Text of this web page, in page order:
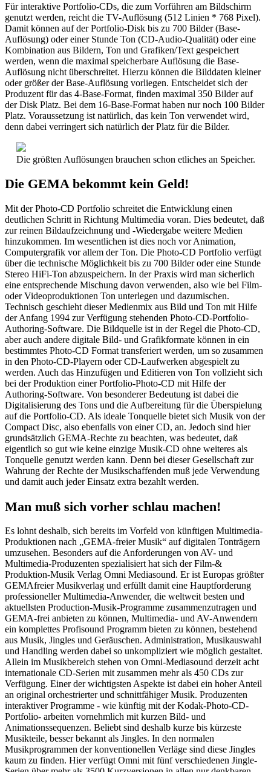
Für interaktive Portfolio-CDs, die zum Vorführen am Bildschirm
genutzt werden, reicht die TV-Auflösung (512 Linien * 768 Pixel).
Damit können auf der Portfolio-Disk bis zu 700 Bilder (Base-
Auflösung) oder einer Stunde Ton (CD-Audio-Qualität) oder eine
Kombination aus Bildern, Ton und Grafiken/Text gespeichert
werden, wenn die maximal speicherbare Auflösung die Base-
Auflösung nicht überschreitet. Hierzu können die Bilddaten kleiner
oder größer der Base-Auflösung vorliegen. Entscheidet sich der
Produzent für das 4-Base-Format, finden maximal 350 Bilder auf
der Disk Platz. Bei dem 16-Base-Format haben nur noch 100 Bilder
Platz. Voraussetzung ist natürlich, das kein Ton verwendet wird,
denn dabei verringert sich natürlich der Platz für die Bilder.
Die größten Auflösungen brauchen schon etliches an Speicher.
Die GEMA bekommt kein Geld!
Mit der Photo-CD Portfolio schreitet die Entwicklung einen
deutlichen Schritt in Richtung Multimedia voran. Dies bedeutet, daß
zur reinen Bildaufzeichnung und -Wiedergabe weitere Medien
hinzukommen. Im wesentlichen ist dies noch vor Animation,
Computergrafik vor allem der Ton. Die Photo-CD Portfolio verfügt
über die technische Möglichkeit bis zu 700 Bilder oder eine Stunde
Stereo HiFi-Ton abzuspeichern. In der Praxis wird man sicherlich
eine entsprechende Mischung davon verwenden, also wie bei Film-
oder Videoproduktionen Ton unterlegen und dazumischen.
Technisch geschieht dieser Medienmix aus Bild und Ton mit Hilfe
der Anfang 1994 zur Verfügung stehenden Photo-CD-Portfolio-
Authoring-Software. Die Bildquelle ist in der Regel die Photo-CD,
aber auch andere digitale Bild- und Grafikformate können in ein
bestimmtes Photo-CD Format transferiert werden, um so zusammen
in den Photo-CD-Playern oder CD-Laufwerken abgespielt zu
werden. Auch das Hinzufügen und Editieren von Ton vollzieht sich
bei der Produktion einer Portfolio-Photo-CD mit Hilfe der
Authoring-Software. Von besonderer Bedeutung ist dabei die
Digitalisierung des Tons und die Aufbereitung für die Überspielung
auf die Portfolio-CD. Als ideale Tonquelle bietet sich Musik von der
Compact Disc, also ebenfalls von einer CD, an. Jedoch sind hier
grundsätzlich GEMA-Rechte zu beachten, was bedeutet, daß
eigentlich so gut wie keine einzige Musik-CD ohne weiteres als
Tonquelle genutzt werden kann. Denn bei dieser Gesellschaft zur
Wahrung der Rechte der Musikschaffenden muß jede Verwendung
und damit auch jeder Einsatz extra bezahlt werden.
Man muß sich vorher schlau machen!
Es lohnt deshalb, sich bereits im Vorfeld von künftigen Multimedia-
Produktionen nach „GEMA-freier Musik“ auf digitalen Tonträgern
umzusehen. Besonders auf die Anforderungen von AV- und
Multimedia-Produzenten spezialisiert hat sich der Film-&
Produktion-Musik Verlag Omni Mediasound. Er ist Europas größter
GEMAfreier Musikverlag und erfüllt damit eine Hauptforderung
professioneller Multimedia-Anwender, die weltweit besten und
aktuellsten Production-Musik-Programme zusammenzutragen und
GEMA-frei anbieten zu können, Multimedia- und AV-Anwendern
ein komplettes Profisound Programm bieten zu können, bestehend
aus Musik, Jingles und Geräuschen. Administration, Musikauswahl
und Handling werden dabei so unkompliziert wie möglich gestaltet.
Allein im Musikbereich stehen von Omni-Mediasound derzeit acht
internationale CD-Serien mit zusammen mehr als 450 CDs zur
Verfügung. Einer der wichtigsten Aspekte ist dabei ein hoher Anteil
an original orchestrierter und schnittfähiger Musik. Produzenten
interaktiver Programme - wie künftig mit der Kodak-Photo-CD-
Portfolio- arbeiten vornehmlich mit kurzen Bild- und
Animationssequenzen. Beliebt sind deshalb kurze bis kürzeste
Musikteile, besser bekannt als Jingles. In den normalen
Musikprogrammen der konventionellen Verläge sind diese Jingles
kaum zu finden. Hier verfügt Omni mit fünf verschiedenen Jingle-